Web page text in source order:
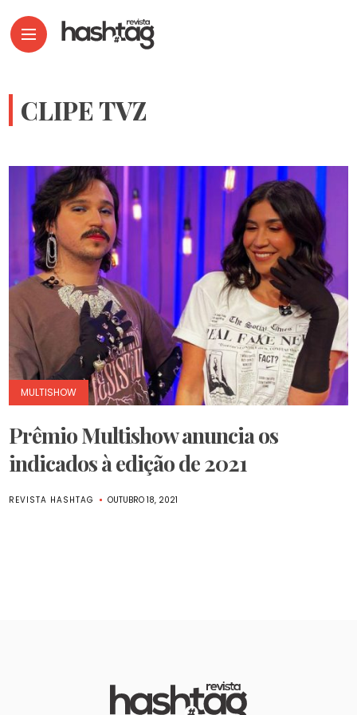
CLIPE TVZ
MULTISHOW
Prêmio Multishow anuncia os
indicados à edição de 2021
REVISTA HASHTAG OUTUBRO 18, 2021